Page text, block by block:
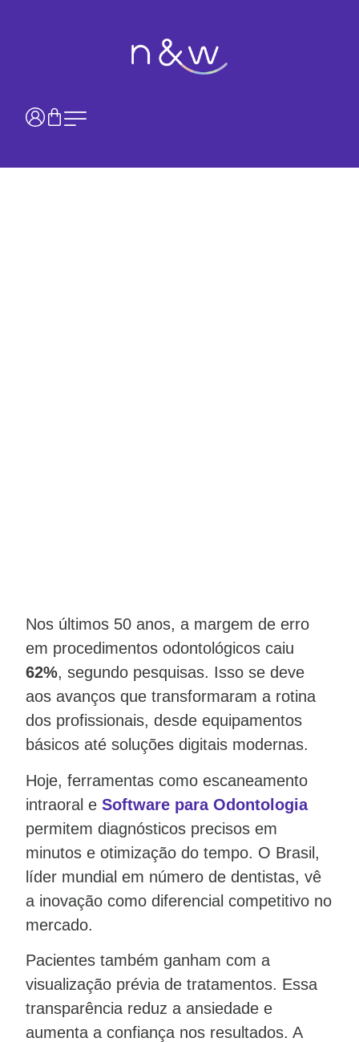
Nos últimos 50 anos, a margem de erro
em procedimentos odontológicos caiu
62%, segundo pesquisas. Isso se deve
aos avanços que transformaram a rotina
dos profissionais, desde equipamentos
básicos até soluções digitais modernas.
Hoje, ferramentas como escaneamento
intraoral e Software para Odontologia
permitem diagnósticos precisos em
minutos e otimização do tempo. O Brasil,
líder mundial em número de dentistas, vê
a inovação como diferencial competitivo no
mercado.
Pacientes também ganham com a
visualização prévia de tratamentos. Essa
transparência reduz a ansiedade e
aumenta a confiança nos resultados. A